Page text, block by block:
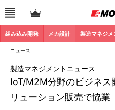
組み込み開発 メカ設計 製造マネジメ
ニュース
IoT/M2M分野のビジネス
リューション販売で協業
製造マネジメントニュース